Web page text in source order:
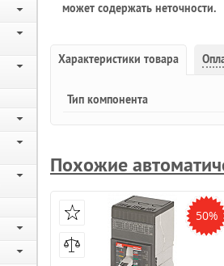
может содержать неточности.
Характеристики товара
Тип компонента
Похожие
50%